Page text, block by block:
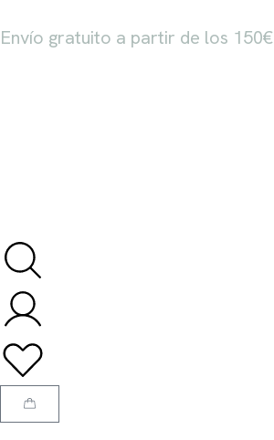
Envío gratuito a partir de los 150€